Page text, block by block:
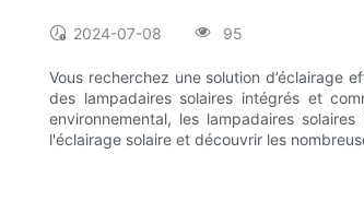
2024-07-08 95
Vous recherchez une solution d’éclairage
des lampadaires solaires intégrés et
environnemental, les lampadaires
l'éclairage solaire et découvrir les